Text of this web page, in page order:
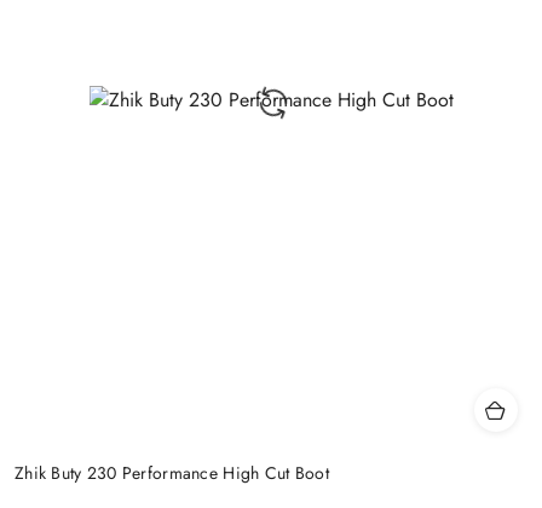
Zhik Buty 230 Performance High Cut Boot